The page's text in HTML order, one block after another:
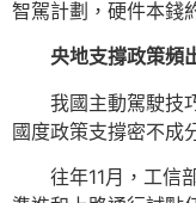
智駕計劃，硬件本錢
央地支撐政策頻
我國主動駕駛技
國度政策支撐密不成
往年11月，工信